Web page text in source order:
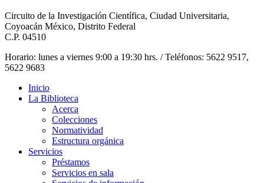
Circuito de la Investigación Científica, Ciudad Universitaria,
Coyoacán México, Distrito Federal
C.P. 04510
Horario: lunes a viernes 9:00 a 19:30 hrs. / Teléfonos: 5622 9517,
5622 9683
Inicio
La Biblioteca
Acerca
Colecciones
Normatividad
Estructura orgánica
Servicios
Préstamos
Servicios en sala